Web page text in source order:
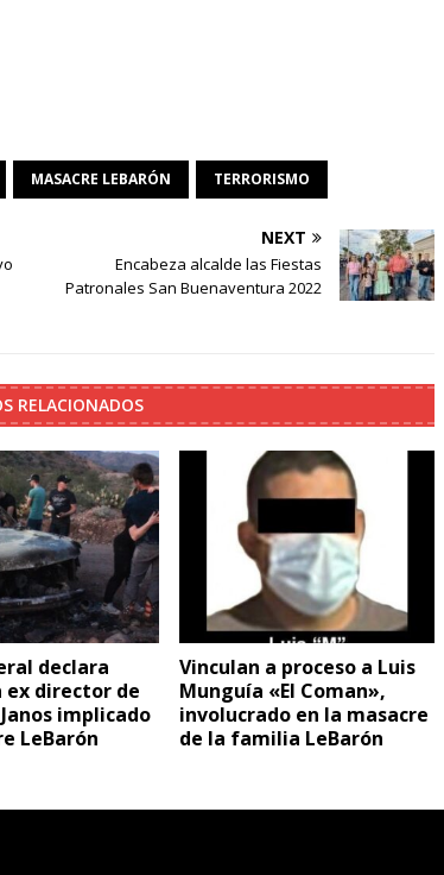
MASACRE LEBARÓN TERRORISMO
NEXT
Encabeza alcalde las Fiestas
Patronales San Buenaventura 2022
RELACIONADOS
declara
ex director de
implicado
LeBarón
Vinculan a proceso a Luis
Munguía «El Coman»,
involucrado en la masacre
de la familia LeBarón